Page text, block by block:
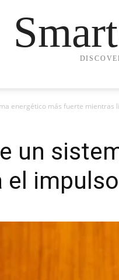
energético más fuerte mientras
un
el